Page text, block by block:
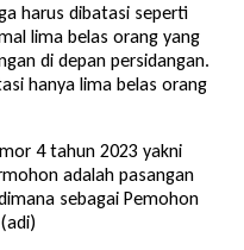
harus dibatasi seperti
lima belas orang yang
di depan persidangan.
hanya lima belas orang
4 tahun 2023 yakni
adalah pasangan
sebagai Pemohon